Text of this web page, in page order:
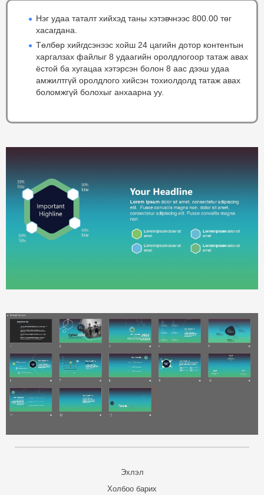
Нэг удаа таталт хийхэд таны хэтэвчнээс 800.00 төг
хасагдана.
Төлбөр хийгдсэнээс хойш 24 цагийн дотор контентын
харгалзах файлыг 8 удаагийн оролдлогоор татаж авах
ёстой ба хугацаа хэтэрсэн болон 8 аас дээш удаа
амжилтгүй оролдлого хийсэн тохиолдолд татаж авах
боломжгүй болохыг анхаарна уу.
Эхлэл
Холбоо барих